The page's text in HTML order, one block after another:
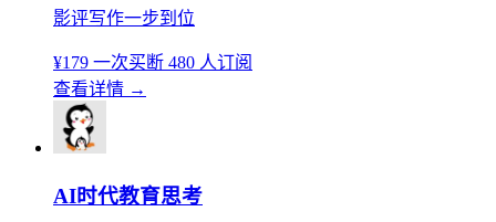
影评写作一步到位
¥179 一次买断 480 人订阅
查看详情 →
AI时代教育思考